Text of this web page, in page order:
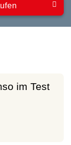
im Test